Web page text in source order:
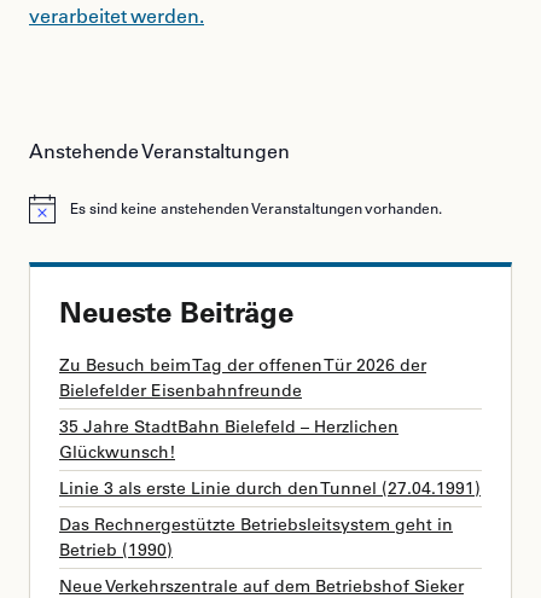
verarbeitet werden.
Anstehende Veranstaltungen
HinweisEs sind keine anstehenden Veranstaltungen vorhanden.
Neueste Beiträge
Zu Besuch beim Tag der offenen Tür 2026 der
Bielefelder Eisenbahnfreunde
35 Jahre StadtBahn Bielefeld – Herzlichen
Glückwunsch!
Linie 3 als erste Linie durch den Tunnel (27.04.1991)
Das Rechnergestützte Betriebsleitsystem geht in
Betrieb (1990)
Neue Verkehrszentrale auf dem Betriebshof Sieker